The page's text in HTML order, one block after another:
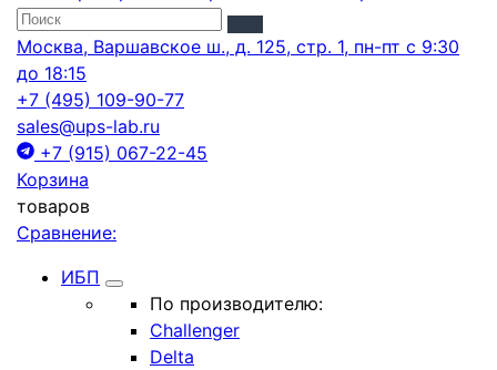
Москва, Варшавское ш., д. 125, стр. 1, пн-пт с 9:30
до 18:15
+7 (495) 109-90-77
sales@ups-lab.ru
+7 (915) 067-22-45
Корзина
товаров
Сравнение:
ИБП
По производителю:
Challenger
Delta